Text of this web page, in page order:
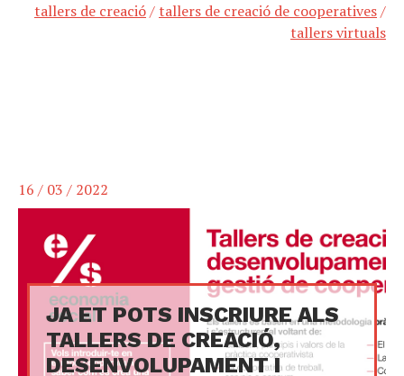
tallers de creació/tallers de creació de cooperatives/
tallers virtuals
16 / 03 / 2022
JA ET POTS INSCRIURE ALS
TALLERS DE CREACIÓ,
DESENVOLUPAMENT I